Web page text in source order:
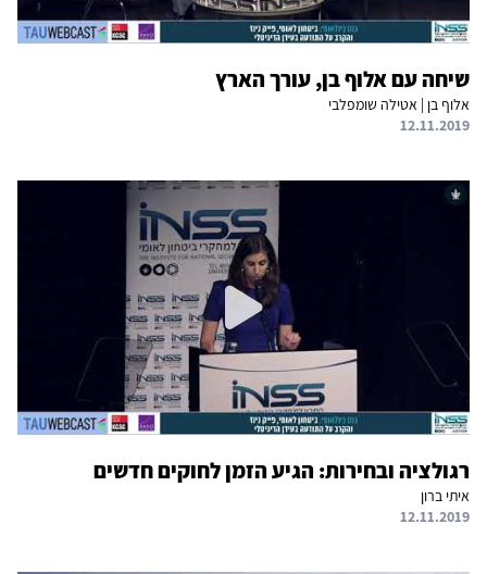
שיחה עם אלוף בן, עורך הארץ
אלוף בן | אטילה שומפלבי
12.11.2019
רגולציה ובחירות: הגיע הזמן לחוקים חדשים
איתי ברון
12.11.2019